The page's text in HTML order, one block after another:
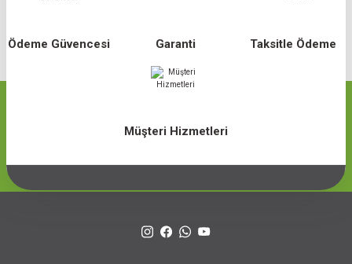
Ödeme Güvencesi Garanti Taksitle Ödeme
Müşteri Hizmetleri